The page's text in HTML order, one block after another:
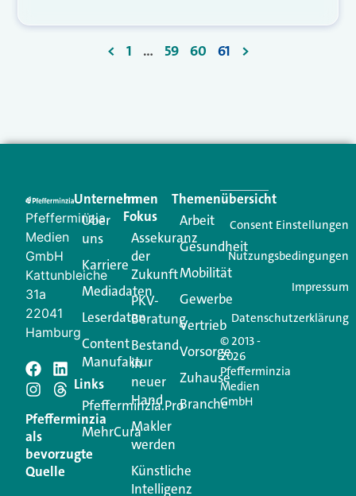
< 1 … 59 60 61 >
Pfefferminzia
Medien
GmbH
Kattunbleiche
31a
22041
Hamburg
Pfefferminzia
als
bevorzugte
Quelle
Unternehmen
Über
uns
Karriere
Mediadaten
Leserdaten
Content
Manufaktur
Links
Pfefferminzia.Pro
MehrCura
Im
Fokus
Assekuranz
der
Zukunft
PKV-
Beratung
Bestand
in
neuer
Hand
Makler
werden
Künstliche
Intelligenz
Themenübersicht
Arbeit
Gesundheit
Mobilität
Gewerbe
Vertrieb
Vorsorge
Zuhause
Branche
© 2013 -
2026
Pfefferminzia
Medien
GmbH
Consent Einstellungen
Nutzungsbedingungen
Impressum
Datenschutzerklärung